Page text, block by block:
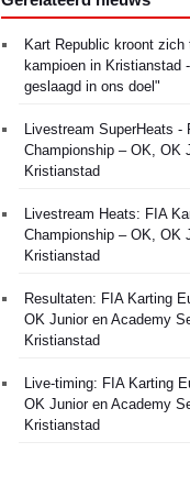
Kart Republic kroont zich
kampioen in Kristianstad
geslaagd in ons doel"
Livestream SuperHeats -
Championship – OK, OK
Kristianstad
Livestream Heats: FIA
Championship – OK, OK
Kristianstad
Resultaten: FIA Karting
OK Junior en Academy
Kristianstad
Live-timing: FIA Karting
OK Junior en Academy
Kristianstad